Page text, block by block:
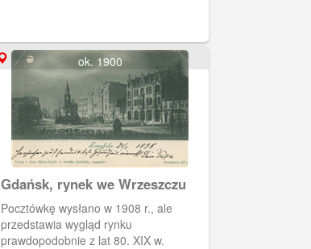
ok. 1900
Gdańsk, rynek we Wrzeszczu
Pocztówkę wysłano w 1908 r., ale
przedstawia wygląd rynku
prawdopodobnie z lat 80. XIX w.